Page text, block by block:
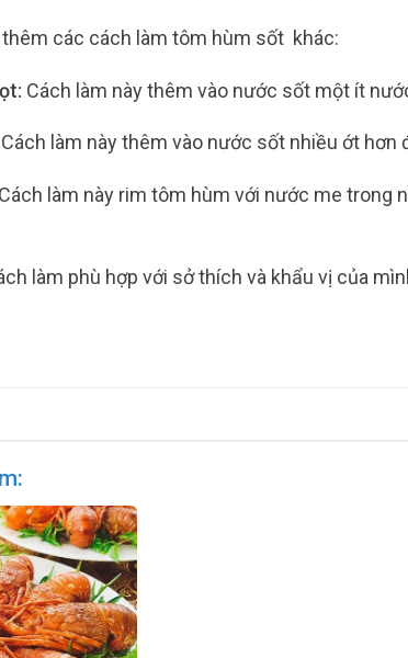
các cách làm tôm hùm sốt khác:
Cách làm này thêm vào nước sốt một ít
Cách làm này thêm vào nước sốt nhiều ớt hơn
Cách làm này rim tôm hùm với nước me trong
làm phù hợp với sở thích và khẩu vị của